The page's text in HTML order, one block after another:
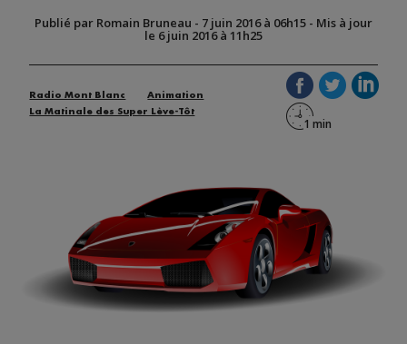
Publié par Romain Bruneau - 7 juin 2016 à 06h15 - Mis à jour
le 6 juin 2016 à 11h25
Radio Mont Blanc
Animation
La Matinale des Super Lève-Tôt